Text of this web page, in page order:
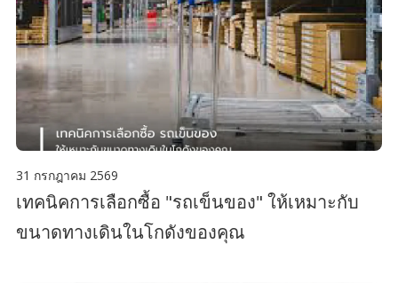
31 กรกฎาคม 2569
เทคนิคการเลือกซื้อ "รถเข็นของ" ให้เหมาะกับ
ขนาดทางเดินในโกดังของคุณ